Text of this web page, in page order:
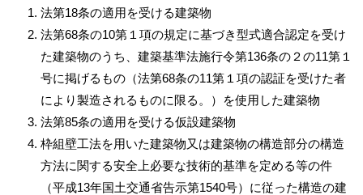
法第18条の適用を受ける建築物
法第68条の10第１項の規定に基づき型式適合認定を受け
た建築物のうち、建築基準法施行令第136条の２の11第１
号に掲げるもの（法第68条の11第１項の認証を受けた者
により製造されるものに限る。）を使用した建築物
法第85条の適用を受ける仮設建築物
枠組壁工法を用いた建築物又は建築物の構造部分の構造
方法に関する安全上必要な技術的基準を定める等の件
（平成13年国土交通省告示第1540号）に従った構造の建